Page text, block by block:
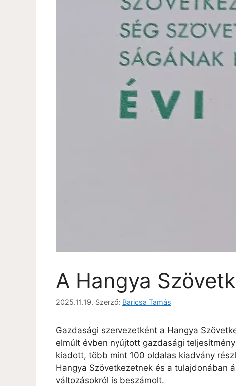
A Hangya
2025.11.19. Szerző: Baricsa Tamás
Gazdasági szervezetként a Hangya
elmúlt évben nyújtott gazdasági
kiadott, több mint 100 oldalas kiadvány
Hangya Szövetkezetnek és a tulajdonában
változásokról is beszámolt.